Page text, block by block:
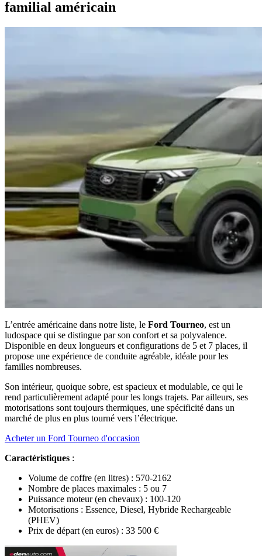
familial américain
L’entrée américaine dans notre liste, le Ford Tourneo, est un
ludospace qui se distingue par son confort et sa polyvalence.
Disponible en deux longueurs et configurations de 5 et 7 places, il
propose une expérience de conduite agréable, idéale pour les
familles nombreuses.
Son intérieur, quoique sobre, est spacieux et modulable, ce qui le
rend particulièrement adapté pour les longs trajets. Par ailleurs, ses
motorisations sont toujours thermiques, une spécificité dans un
marché de plus en plus tourné vers l’électrique.
Acheter un Ford Tourneo d'occasion
Caractéristiques :
Volume de coffre (en litres) : 570-2162
Nombre de places maximales : 5 ou 7
Puissance moteur (en chevaux) : 100-120
Motorisations : Essence, Diesel, Hybride Rechargeable
(PHEV)
Prix de départ (en euros) : 33 500 €